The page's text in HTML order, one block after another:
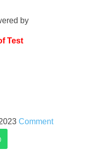
by
Test
Comment